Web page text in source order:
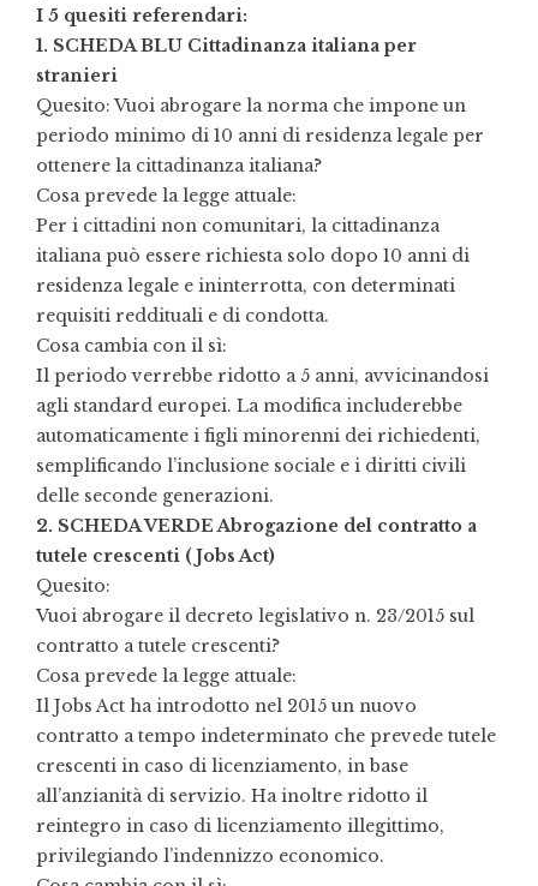
I 5 quesiti referendari:
1. SCHEDA BLU Cittadinanza italiana per
stranieri
Quesito: Vuoi abrogare la norma che impone un
periodo minimo di 10 anni di residenza legale per
ottenere la cittadinanza italiana?
Cosa prevede la legge attuale:
Per i cittadini non comunitari, la cittadinanza
italiana può essere richiesta solo dopo 10 anni di
residenza legale e ininterrotta, con determinati
requisiti reddituali e di condotta.
Cosa cambia con il sì:
Il periodo verrebbe ridotto a 5 anni, avvicinandosi
agli standard europei. La modifica includerebbe
automaticamente i figli minorenni dei richiedenti,
semplificando l’inclusione sociale e i diritti civili
delle seconde generazioni.
2. SCHEDA VERDE Abrogazione del contratto a
tutele crescenti (Jobs Act)
Quesito:
Vuoi abrogare il decreto legislativo n. 23/2015 sul
contratto a tutele crescenti?
Cosa prevede la legge attuale:
Il Jobs Act ha introdotto nel 2015 un nuovo
contratto a tempo indeterminato che prevede tutele
crescenti in caso di licenziamento, in base
all’anzianità di servizio. Ha inoltre ridotto il
reintegro in caso di licenziamento illegittimo,
privilegiando l’indennizzo economico.